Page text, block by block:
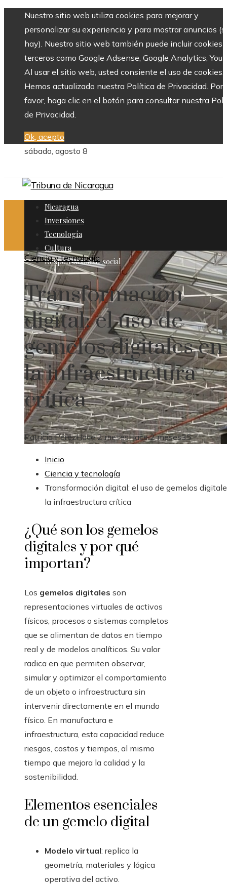
Nuestro sitio web utiliza cookies para mejorar y
personalizar su experiencia y para mostrar anuncios
hay). Nuestro sitio web también puede incluir cookies
terceros como Google Adsense, Google Analytics,
Al usar el sitio web, usted consiente el uso de cookies.
Hemos actualizado nuestra Política de Privacidad. Por
favor, haga clic en el botón para consultar nuestra
de Privacidad.
Ok, acepto
sábado, agosto 8
Nicaragua
Inversiones
Tecnología
Cultura
Responsabilidad social
Ciencia y tecnología
Transformación
digital: el uso de
gemelos digitales en
la infraestructura
crítica
Patricia PérezHace 2 mesesHace 2 meses35
Inicio
Ciencia y tecnología
Transformación digital: el uso de gemelos
la infraestructura crítica
¿Qué son los gemelos
digitales y por qué
importan?
Los gemelos digitales son
representaciones virtuales de activos
físicos, procesos o sistemas completos
que se alimentan de datos en tiempo
real y de modelos analíticos. Su valor
radica en que permiten observar,
simular y optimizar el comportamiento
de un objeto o infraestructura sin
intervenir directamente en el mundo
físico. En manufactura e
infraestructura, esta capacidad reduce
riesgos, costos y tiempos, al mismo
tiempo que mejora la calidad y la
sostenibilidad.
Elementos esenciales
de un gemelo digital
Modelo virtual: replica la
geometría, materiales y lógica
operativa del activo.